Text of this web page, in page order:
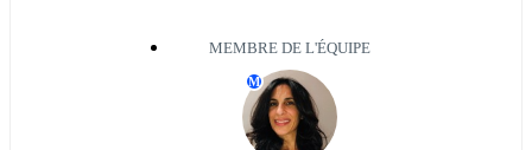
MEMBRE DE L'ÉQUIPE
M